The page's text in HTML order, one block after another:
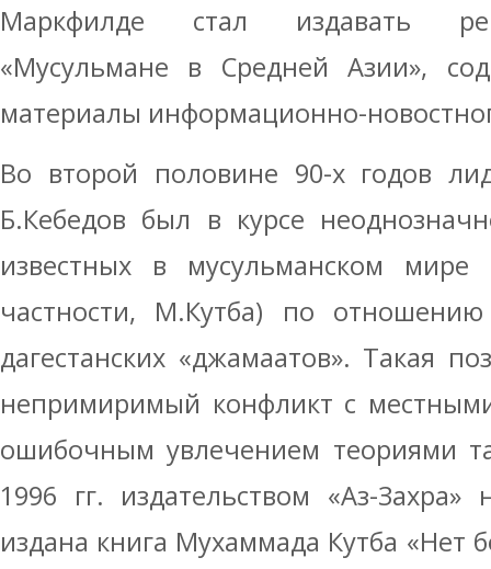
Маркфилде стал издавать
«Мусульмане в Средней Азии»,
материалы информационно-
Во второй половине 90-х годов
Б.Кебедов был в курсе
известных в мусульманском
частности, М.Кутба) по
дагестанских «джамаатов». Такая
непримиримый конфликт с
ошибочным увлечением теориями
1996 гг. издательством «Аз-
издана книга Мухаммада Кутба «Нет